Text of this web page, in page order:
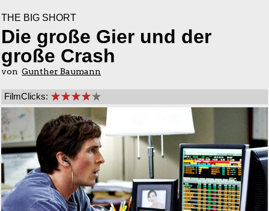
THE BIG SHORT
Die große Gier und der
große Crash
von Gunther Baumann
FilmClicks: